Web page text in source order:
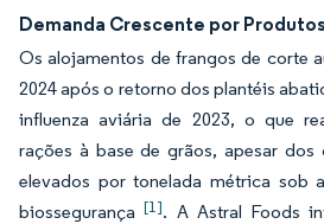
Demanda Crescente por
Os alojamentos de frangos de corte
2024 após o retorno dos plantéis
influenza aviária de 2023, o que
rações à base de grãos, apesar dos
elevados por tonelada métrica sob
biossegurança[1]. A Astral Foods